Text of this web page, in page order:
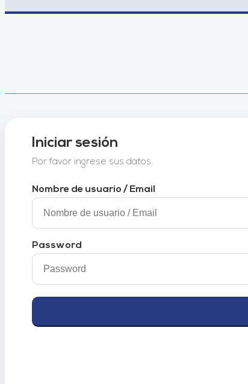
Iniciar sesión
Por favor ingrese sus datos.
Nombre de usuario / Email
Password